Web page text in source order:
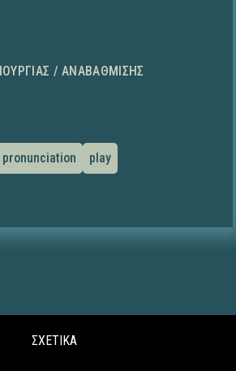
/ ΑΝΑΒΆΘΜΙΣΗΣ
pronunciation play
ΣΧΕΤΙΚΑ